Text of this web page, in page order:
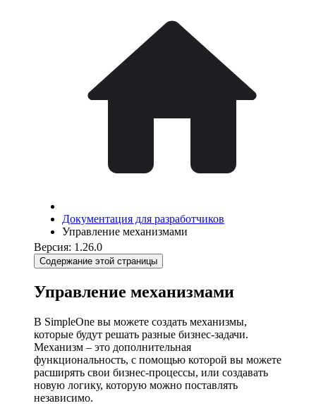
Документация для разработчиков
Управление механизмами
Версия: 1.26.0
Содержание этой страницы
Управление механизмами
В SimpleOne вы можете создать механизмы,
которые будут решать разные бизнес-задачи.
Механизм – это дополнительная
функциональность, с помощью которой вы можете
расширять свои бизнес-процессы, или создавать
новую логику, которую можно поставлять
независимо.